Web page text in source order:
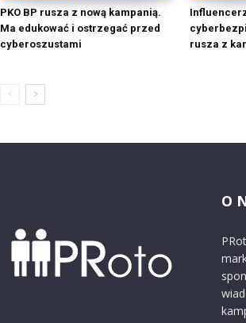
PKO BP rusza z nową kampanią.
Ma edukować i ostrzegać przed
cyberoszustami
rusza z
O